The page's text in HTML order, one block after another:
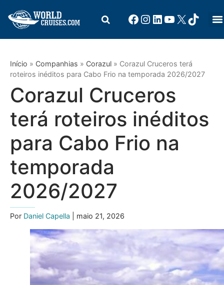
Início » Companhias » Corazul » Corazul Cruceros terá
roteiros inéditos para Cabo Frio na temporada 2026/2027
Corazul Cruceros
terá roteiros inéditos
para Cabo Frio na
temporada
2026/2027
Por Daniel Capella | maio 21, 2026